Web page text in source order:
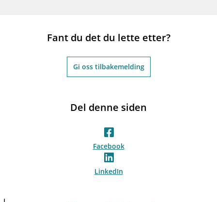
Fant du det du lette etter?
Gi oss tilbakemelding
Del denne siden
Facebook
LinkedIn